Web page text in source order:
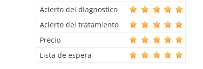
Acierto del diagnostico
Acierto del tratamiento
Precio
Lista de espera